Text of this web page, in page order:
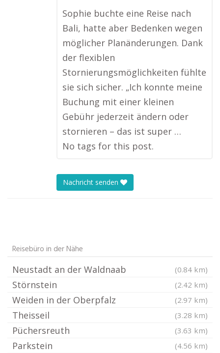
Sophie buchte eine Reise nach
Bali, hatte aber Bedenken wegen
möglicher Planänderungen. Dank
der flexiblen
Stornierungsmöglichkeiten fühlte
sie sich sicher. „Ich konnte meine
Buchung mit einer kleinen
Gebühr jederzeit ändern oder
stornieren – das ist super …
No tags for this post.
Nachricht senden
Reisebüro in der Nähe
Neustadt an der Waldnaab (0.84 km)
Störnstein (2.42 km)
Weiden in der Oberpfalz (2.97 km)
Theisseil (3.28 km)
Püchersreuth (3.63 km)
Parkstein (4.56 km)